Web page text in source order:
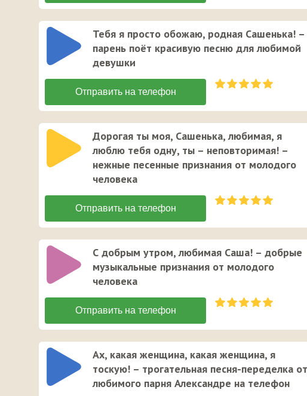
Тебя я просто обожаю, родная Сашенька! –
парень поёт красивую песню для любимой
девушки
Дорогая ты моя, Сашенька, любимая, я
люблю тебя одну, ты – неповторимая! –
нежные песенные признания от молодого
человека
С добрым утром, любимая Саша! – добрые
музыкальные признания от молодого
человека
Ах, какая женщина, какая женщина, я
тоскую! – трогательная песня-переделка от
любимого парня Александре на телефон